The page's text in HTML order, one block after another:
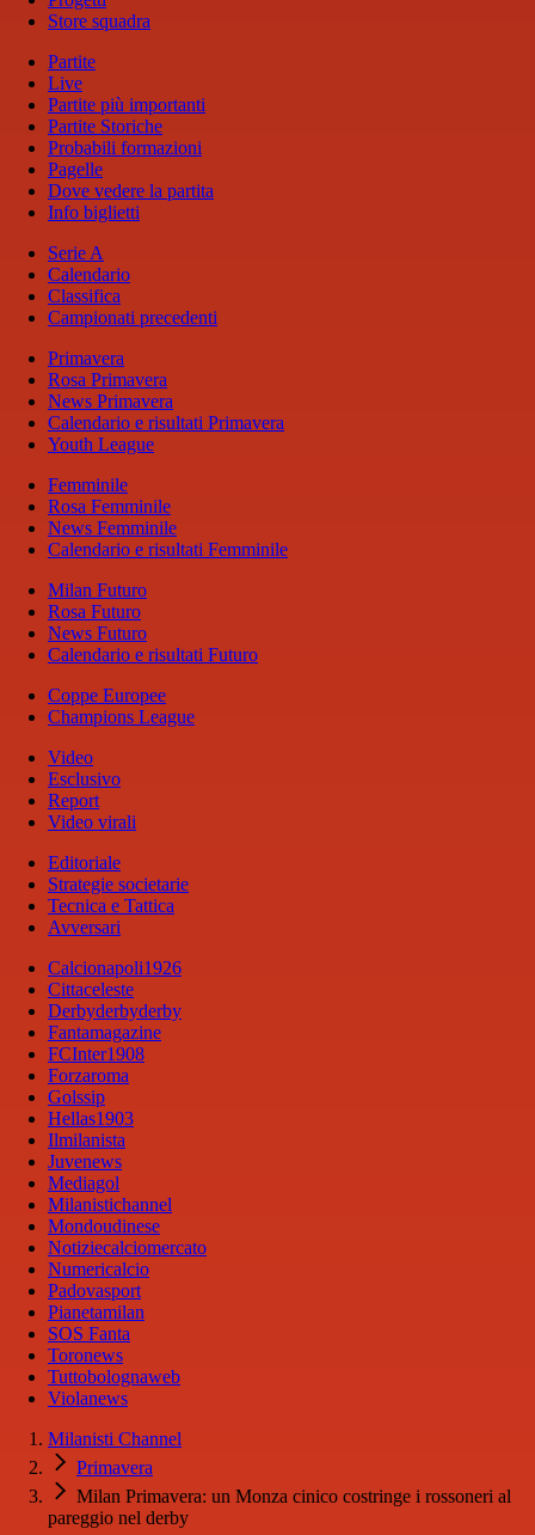
Store squadra
Partite
Live
Partite più importanti
Partite Storiche
Probabili formazioni
Pagelle
Dove vedere la partita
Info biglietti
Serie A
Calendario
Classifica
Campionati precedenti
Primavera
Rosa Primavera
News Primavera
Calendario e risultati Primavera
Youth League
Femminile
Rosa Femminile
News Femminile
Calendario e risultati Femminile
Milan Futuro
Rosa Futuro
News Futuro
Calendario e risultati Futuro
Coppe Europee
Champions League
Video
Esclusivo
Report
Video virali
Editoriale
Strategie societarie
Tecnica e Tattica
Avversari
Calcionapoli1926
Cittaceleste
Derbyderbyderby
Fantamagazine
FCInter1908
Forzaroma
Golssip
Hellas1903
Ilmilanista
Juvenews
Mediagol
Milanistichannel
Mondoudinese
Notiziecalciomercato
Numericalcio
Padovasport
Pianetamilan
SOS Fanta
Toronews
Tuttobolognaweb
Violanews
Milanisti Channel
Primavera
Milan Primavera: un Monza cinico costringe i rossoneri al
pareggio nel derby